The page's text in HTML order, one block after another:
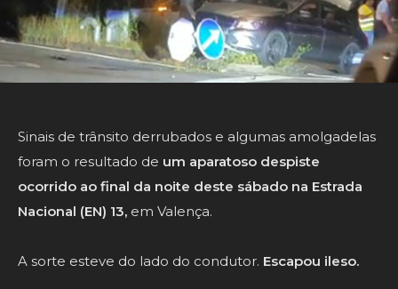
Sinais de trânsito derrubados e algumas amolgadelas
foram o resultado de um aparatoso despiste
ocorrido ao final da noite deste sábado na Estrada
Nacional (EN) 13, em Valença.
A sorte esteve do lado do condutor. Escapou ileso.